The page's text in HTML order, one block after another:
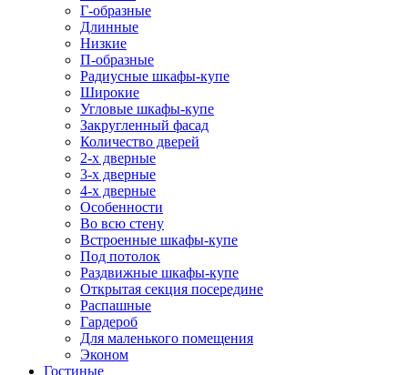
Г-образные
Длинные
Низкие
П-образные
Радиусные шкафы-купе
Широкие
Угловые шкафы-купе
Закругленный фасад
Количество дверей
2-х дверные
3-х дверные
4-х дверные
Особенности
Во всю стену
Встроенные шкафы-купе
Под потолок
Раздвижные шкафы-купе
Открытая секция посередине
Распашные
Гардероб
Для маленького помещения
Эконом
Гостиные